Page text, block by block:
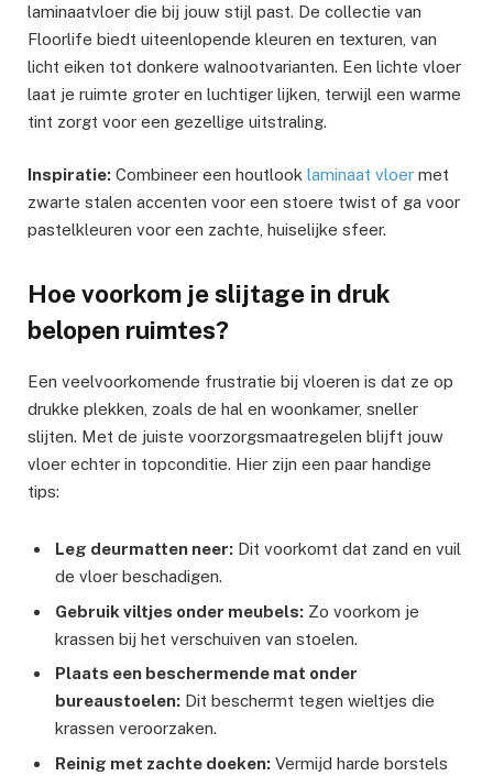
laminaatvloer die bij jouw stijl past. De collectie van
Floorlife biedt uiteenlopende kleuren en texturen, van
licht eiken tot donkere walnootvarianten. Een lichte vloer
laat je ruimte groter en luchtiger lijken, terwijl een warme
tint zorgt voor een gezellige uitstraling.
Inspiratie: Combineer een houtlook laminaat vloer met
zwarte stalen accenten voor een stoere twist of ga voor
pastelkleuren voor een zachte, huiselijke sfeer.
Hoe voorkom je slijtage in druk
belopen ruimtes?
Een veelvoorkomende frustratie bij vloeren is dat ze op
drukke plekken, zoals de hal en woonkamer, sneller
slijten. Met de juiste voorzorgsmaatregelen blijft jouw
vloer echter in topconditie. Hier zijn een paar handige
tips:
Leg deurmatten neer: Dit voorkomt dat zand en vuil
de vloer beschadigen.
Gebruik viltjes onder meubels: Zo voorkom je
krassen bij het verschuiven van stoelen.
Plaats een beschermende mat onder
bureaustoelen: Dit beschermt tegen wieltjes die
krassen veroorzaken.
Reinig met zachte doeken: Vermijd harde borstels